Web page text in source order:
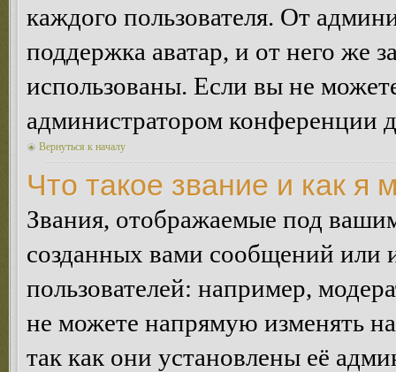
каждого пользователя. От
поддержка аватар, и от него же
использованы. Если вы не
администратором конференции
Вернуться к началу
Что такое звание и как я
Звания, отображаемые под
созданных вами сообщений
пользователей: например,
не можете напрямую изменять
так как они установлены её